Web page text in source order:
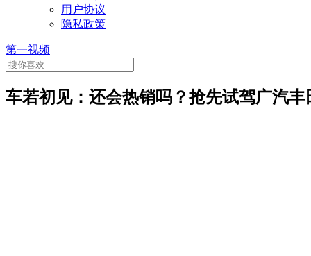
用户协议
隐私政策
第一视频
车若初见：还会热销吗？抢先试驾广汽